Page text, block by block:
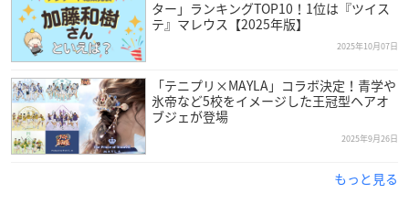
ター」ランキングTOP10！1位は『ツイス
テ』マレウス【2025年版】
2025年10月07日
「テニプリ×MAYLA」コラボ決定！青学や
氷帝など5校をイメージした王冠型ヘアオ
ブジェが登場
2025年9月26日
もっと見る